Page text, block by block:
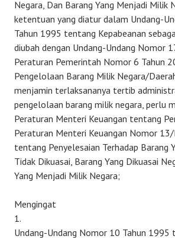
Negara, Dan Barang Yang Menjadi Milik
ketentuan yang diatur dalam Undang-
Tahun 1995 tentang Kepabeanan
diubah dengan Undang-Undang Nomor
Peraturan Pemerintah Nomor 6 Tahun
Pengelolaan Barang Milik Negara/
menjamin terlaksananya tertib
pengelolaan barang milik negara, perlu
Peraturan Menteri Keuangan tentang
Peraturan Menteri Keuangan Nomor
tentang Penyelesaian Terhadap Barang
Tidak Dikuasai, Barang Yang Dikuasai
Yang Menjadi Milik Negara;
Mengingat
1.
Undang-Undang Nomor 10 Tahun 1995